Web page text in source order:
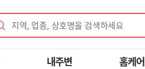
지역, 업종, 상호명을 검색하세요
내주변 홈케어